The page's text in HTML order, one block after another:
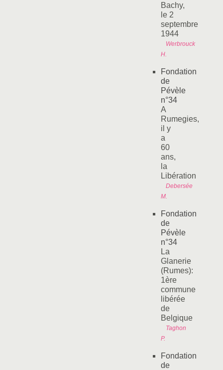
Bachy,
le 2
septembre
1944
Werbrouck
H.
Fondation
de
Pévèle
n°34
A
Rumegies,
il y
a
60
ans,
la
Libération
Debersée
M.
Fondation
de
Pévèle
n°34
La
Glanerie
(Rumes):
1ère
commune
libérée
de
Belgique
Taghon
P.
Fondation
de